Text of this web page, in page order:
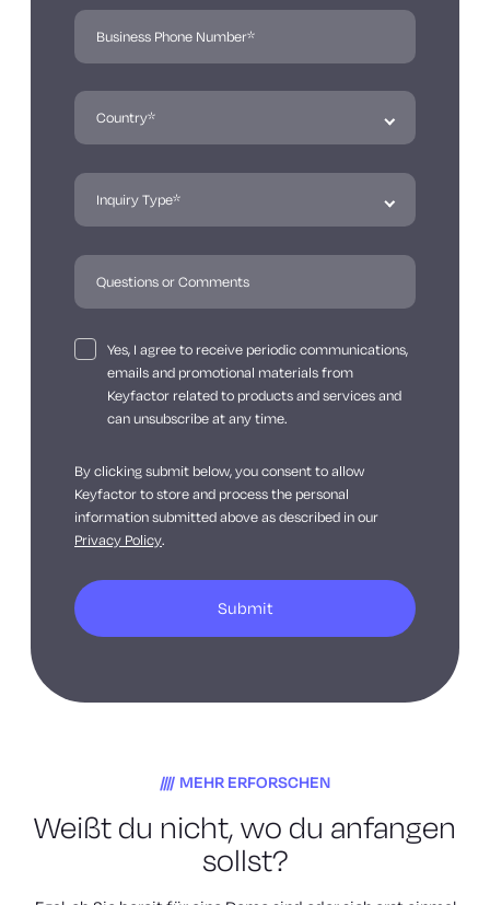
Yes, I agree to receive periodic communications,
emails and promotional materials from
Keyfactor related to products and services and
can unsubscribe at any time.
By clicking submit below, you consent to allow
Keyfactor to store and process the personal
information submitted above as described in our
Privacy Policy.
MEHR ERFORSCHEN
Weißt du nicht, wo du anfangen
sollst?